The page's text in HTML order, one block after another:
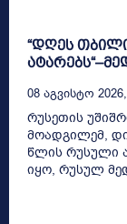
“დღეს
08 Აგვისტო
რუსეთის
მოადგილემ,
წლის რუსული
იყო, რუსულ